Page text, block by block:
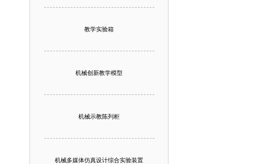
教学实验箱
机械创新教学模型
机械示教陈列柜
机械多媒体仿真设计综合实验装置